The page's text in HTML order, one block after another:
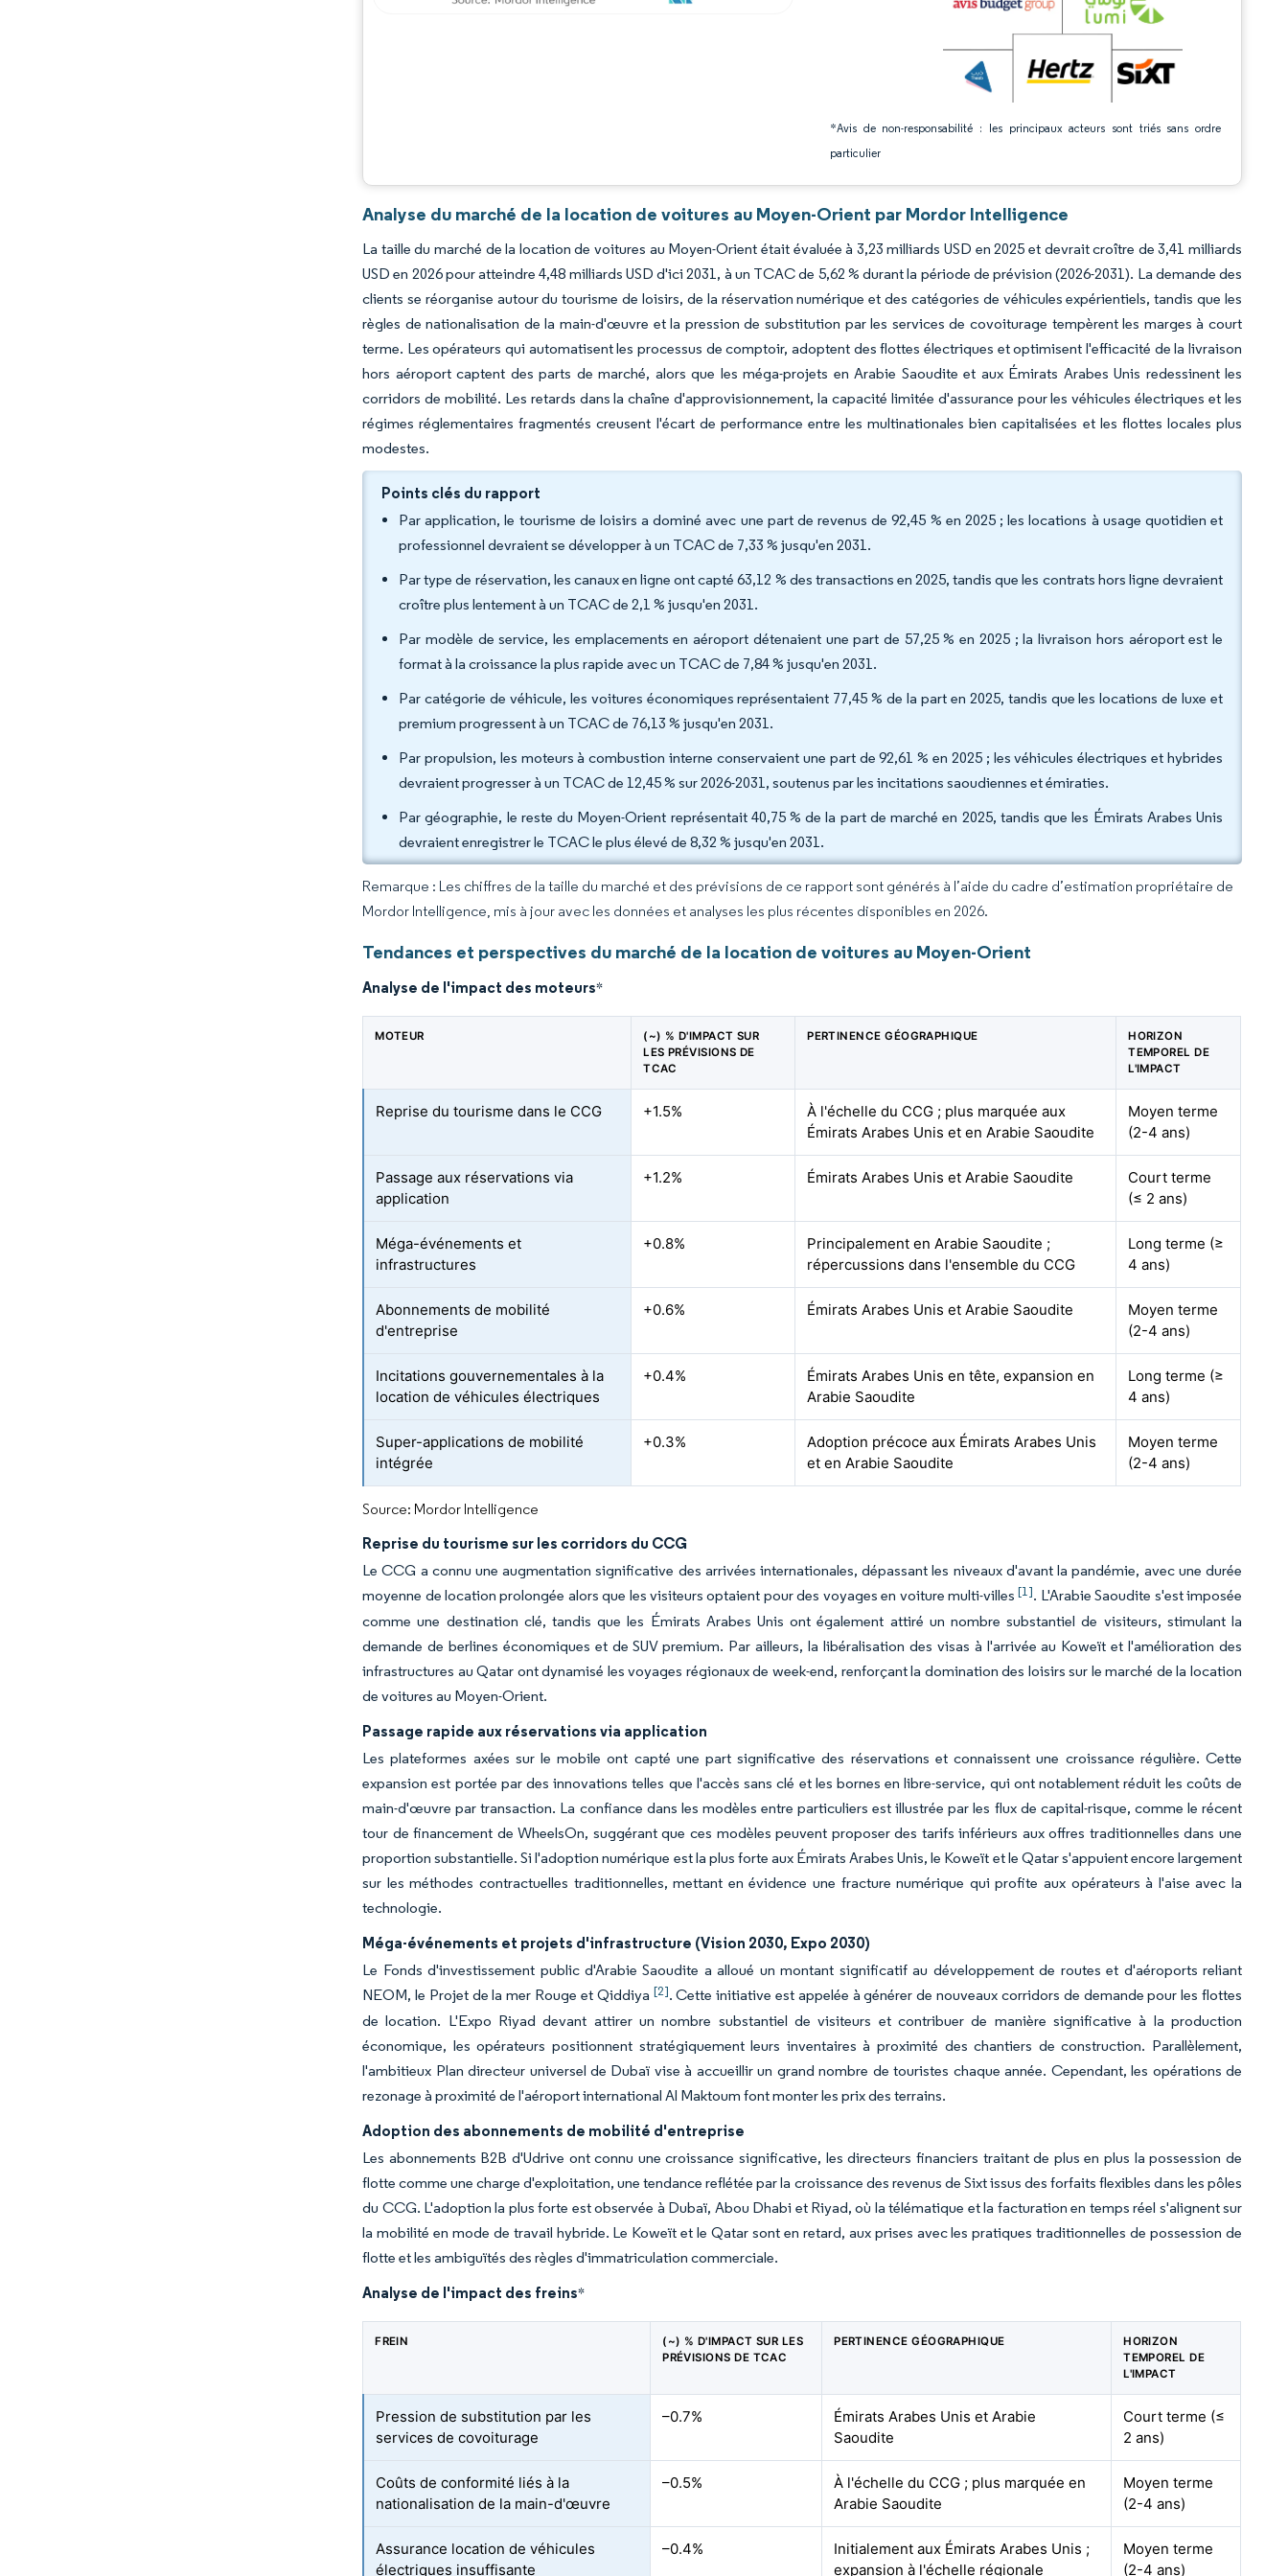
*Avis de non-responsabilité : les principaux acteurs sont triés sans ordre
particulier
Analyse du marché de la location de voitures au Moyen-Orient par Mordor Intelligence
La taille du marché de la location de voitures au Moyen-Orient était évaluée à 3,23 milliards USD en 2025 et devrait croître de 3,41 milliards
USD en 2026 pour atteindre 4,48 milliards USD d'ici 2031, à un TCAC de 5,62 % durant la période de prévision (2026-2031). La demande des
clients se réorganise autour du tourisme de loisirs, de la réservation numérique et des catégories de véhicules expérientiels, tandis que les
règles de nationalisation de la main-d'œuvre et la pression de substitution par les services de covoiturage tempèrent les marges à court
terme. Les opérateurs qui automatisent les processus de comptoir, adoptent des flottes électriques et optimisent l'efficacité de la livraison
hors aéroport captent des parts de marché, alors que les méga-projets en Arabie Saoudite et aux Émirats Arabes Unis redessinent les
corridors de mobilité. Les retards dans la chaîne d'approvisionnement, la capacité limitée d'assurance pour les véhicules électriques et les
régimes réglementaires fragmentés creusent l'écart de performance entre les multinationales bien capitalisées et les flottes locales plus
modestes.
Points clés du rapport
Par application, le tourisme de loisirs a dominé avec une part de revenus de 92,45 % en 2025 ; les locations à usage quotidien et
professionnel devraient se développer à un TCAC de 7,33 % jusqu'en 2031.
Par type de réservation, les canaux en ligne ont capté 63,12 % des transactions en 2025, tandis que les contrats hors ligne devraient
croître plus lentement à un TCAC de 2,1 % jusqu'en 2031.
Par modèle de service, les emplacements en aéroport détenaient une part de 57,25 % en 2025 ; la livraison hors aéroport est le
format à la croissance la plus rapide avec un TCAC de 7,84 % jusqu'en 2031.
Par catégorie de véhicule, les voitures économiques représentaient 77,45 % de la part en 2025, tandis que les locations de luxe et
premium progressent à un TCAC de 76,13 % jusqu'en 2031.
Par propulsion, les moteurs à combustion interne conservaient une part de 92,61 % en 2025 ; les véhicules électriques et hybrides
devraient progresser à un TCAC de 12,45 % sur 2026-2031, soutenus par les incitations saoudiennes et émiraties.
Par géographie, le reste du Moyen-Orient représentait 40,75 % de la part de marché en 2025, tandis que les Émirats Arabes Unis
devraient enregistrer le TCAC le plus élevé de 8,32 % jusqu'en 2031.
Remarque : Les chiffres de la taille du marché et des prévisions de ce rapport sont générés à l’aide du cadre d’estimation propriétaire de
Mordor Intelligence, mis à jour avec les données et analyses les plus récentes disponibles en 2026.
Tendances et perspectives du marché de la location de voitures au Moyen-Orient
Analyse de l'impact des moteurs*
MOTEUR
(~) % D'IMPACT SUR
LES PRÉVISIONS DE
TCAC
PERTINENCE GÉOGRAPHIQUE
HORIZON
TEMPOREL DE
L'IMPACT
Reprise du tourisme dans le CCG +1.5%
À l'échelle du CCG ; plus marquée aux
Émirats Arabes Unis et en Arabie Saoudite
Moyen terme
(2-4 ans)
Passage aux réservations via
application
+1.2% Émirats Arabes Unis et Arabie Saoudite
Court terme
(≤ 2 ans)
Méga-événements et
infrastructures
+0.8%
Principalement en Arabie Saoudite ;
répercussions dans l'ensemble du CCG
Long terme (≥
4 ans)
Abonnements de mobilité
d'entreprise
+0.6% Émirats Arabes Unis et Arabie Saoudite
Moyen terme
(2-4 ans)
Incitations gouvernementales à la
location de véhicules électriques
+0.4%
Émirats Arabes Unis en tête, expansion en
Arabie Saoudite
Long terme (≥
4 ans)
Super-applications de mobilité
intégrée
+0.3%
Adoption précoce aux Émirats Arabes Unis
et en Arabie Saoudite
Moyen terme
(2-4 ans)
Source: Mordor Intelligence
Reprise du tourisme sur les corridors du CCG
Le CCG a connu une augmentation significative des arrivées internationales, dépassant les niveaux d'avant la pandémie, avec une durée
moyenne de location prolongée alors que les visiteurs optaient pour des voyages en voiture multi-villes[1]. L'Arabie Saoudite s'est imposée
comme une destination clé, tandis que les Émirats Arabes Unis ont également attiré un nombre substantiel de visiteurs, stimulant la
demande de berlines économiques et de SUV premium. Par ailleurs, la libéralisation des visas à l'arrivée au Koweït et l'amélioration des
infrastructures au Qatar ont dynamisé les voyages régionaux de week-end, renforçant la domination des loisirs sur le marché de la location
de voitures au Moyen-Orient.
Passage rapide aux réservations via application
Les plateformes axées sur le mobile ont capté une part significative des réservations et connaissent une croissance régulière. Cette
expansion est portée par des innovations telles que l'accès sans clé et les bornes en libre-service, qui ont notablement réduit les coûts de
main-d'œuvre par transaction. La confiance dans les modèles entre particuliers est illustrée par les flux de capital-risque, comme le récent
tour de financement de WheelsOn, suggérant que ces modèles peuvent proposer des tarifs inférieurs aux offres traditionnelles dans une
proportion substantielle. Si l'adoption numérique est la plus forte aux Émirats Arabes Unis, le Koweït et le Qatar s'appuient encore largement
sur les méthodes contractuelles traditionnelles, mettant en évidence une fracture numérique qui profite aux opérateurs à l'aise avec la
technologie.
Méga-événements et projets d'infrastructure (Vision 2030, Expo 2030)
Le Fonds d'investissement public d'Arabie Saoudite a alloué un montant significatif au développement de routes et d'aéroports reliant
NEOM, le Projet de la mer Rouge et Qiddiya [2]. Cette initiative est appelée à générer de nouveaux corridors de demande pour les flottes
de location. L'Expo Riyad devant attirer un nombre substantiel de visiteurs et contribuer de manière significative à la production
économique, les opérateurs positionnent stratégiquement leurs inventaires à proximité des chantiers de construction. Parallèlement,
l'ambitieux Plan directeur universel de Dubaï vise à accueillir un grand nombre de touristes chaque année. Cependant, les opérations de
rezonage à proximité de l'aéroport international Al Maktoum font monter les prix des terrains.
Adoption des abonnements de mobilité d'entreprise
Les abonnements B2B d'Udrive ont connu une croissance significative, les directeurs financiers traitant de plus en plus la possession de
flotte comme une charge d'exploitation, une tendance reflétée par la croissance des revenus de Sixt issus des forfaits flexibles dans les pôles
du CCG. L'adoption la plus forte est observée à Dubaï, Abou Dhabi et Riyad, où la télématique et la facturation en temps réel s'alignent sur
la mobilité en mode de travail hybride. Le Koweït et le Qatar sont en retard, aux prises avec les pratiques traditionnelles de possession de
flotte et les ambiguïtés des règles d'immatriculation commerciale.
Analyse de l'impact des freins*
FREIN
(~) % D'IMPACT SUR LES
PRÉVISIONS DE TCAC
PERTINENCE GÉOGRAPHIQUE
HORIZON
TEMPOREL DE
L'IMPACT
Pression de substitution par les
services de covoiturage
–0.7%
Émirats Arabes Unis et Arabie
Saoudite
Court terme (≤
2 ans)
Coûts de conformité liés à la
nationalisation de la main-d'œuvre
–0.5%
À l'échelle du CCG ; plus marquée en
Arabie Saoudite
Moyen terme
(2-4 ans)
Assurance location de véhicules
électriques insuffisante
–0.4%
Initialement aux Émirats Arabes Unis ;
expansion à l'échelle régionale
Moyen terme
(2-4 ans)